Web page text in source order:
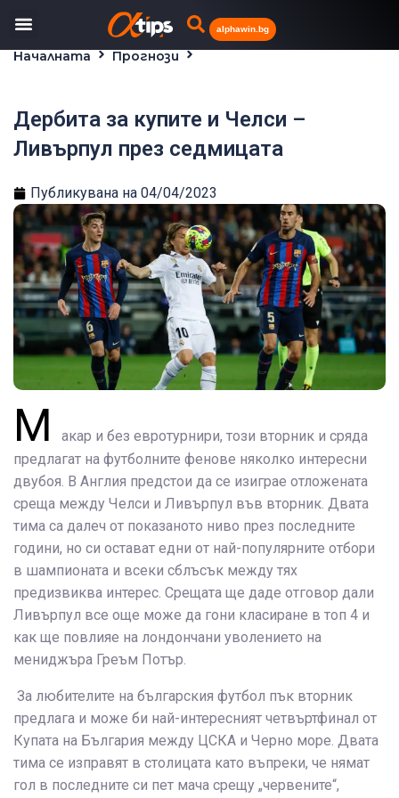
alphawin.bg
Началната
Прогнози
Дербита за купите и Челси –
Ливърпул през седмицата
Публикувана на 04/04/2023
М
акар и без евротурнири, този вторник и сряда
предлагат на футболните фенове няколко интересни
двубоя. В Англия предстои да се изиграе отложената
среща между Челси и Ливърпул във вторник. Двата
тима са далеч от показаното ниво през последните
години, но си остават едни от най-популярните отбори
в шампионата и всеки сблъсък между тях
предизвиква интерес. Срещата ще даде отговор дали
Ливърпул все още може да гони класиране в топ 4 и
как ще повлияе на лондончани уволението на
мениджъра Греъм Потър.
За любителите на българския футбол пък вторник
предлага и може би най-интересният четвъртфинал от
Купата на България между ЦСКА и Черно море. Двата
тима се изправят в столицата като въпреки, че нямат
гол в последните си пет мача срещу „червените“,